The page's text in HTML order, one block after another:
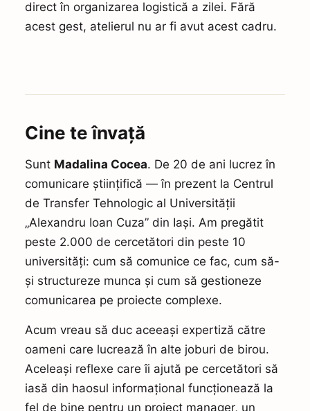
direct în organizarea logistică a zilei. Fără
acest gest, atelierul nu ar fi avut acest cadru.
Cine te învață
Sunt Madalina Cocea. De 20 de ani lucrez în
comunicare științifică — în prezent la Centrul
de Transfer Tehnologic al Universității
„Alexandru Ioan Cuza” din Iași. Am pregătit
peste 2.000 de cercetători din peste 10
universități: cum să comunice ce fac, cum să-
și structureze munca și cum să gestioneze
comunicarea pe proiecte complexe.
Acum vreau să duc aceeași expertiză către
oameni care lucrează în alte joburi de birou.
Aceleași reflexe care îi ajută pe cercetători să
iasă din haosul informațional funcționează la
fel de bine pentru un project manager, un